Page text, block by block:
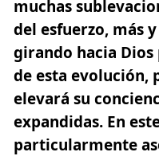
muchas
del esfuerzo, más
girando hacia Dios
de esta evolución,
elevará su
expandidas. En
particularmente